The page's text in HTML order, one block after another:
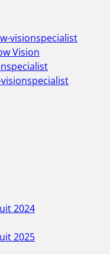
visionspecialist
Vision
2024
2025